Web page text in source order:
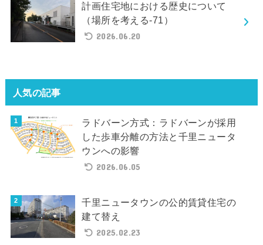
計画住宅地における歴史について
（場所を考える-71）
2026.06.20
人気の記事
ラドバーン方式：ラドバーンが採用
した歩車分離の方法と千里ニュータ
ウンへの影響
2026.06.05
千里ニュータウンの公的賃貸住宅の
建て替え
2025.02.23